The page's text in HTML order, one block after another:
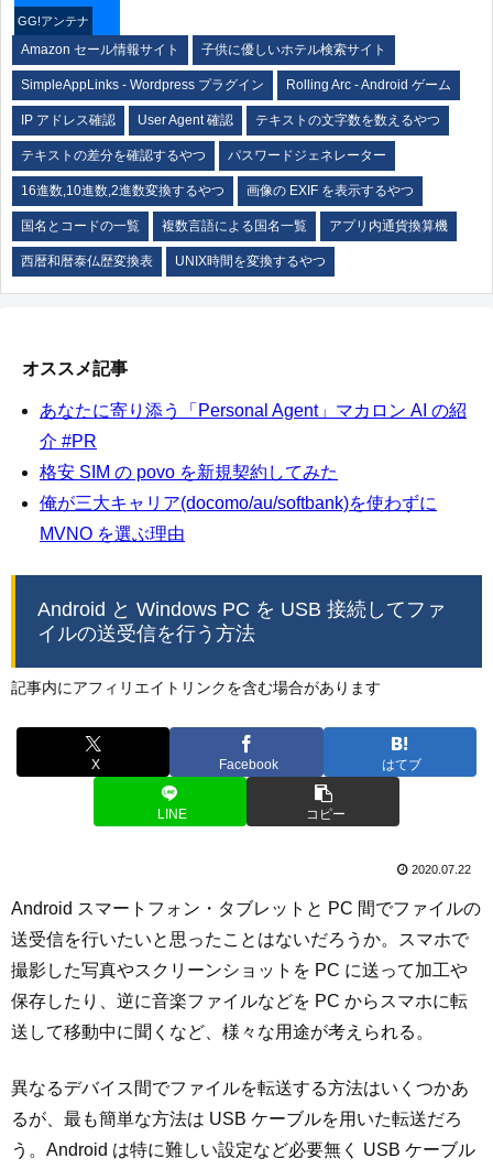
GG!アンテナ
Amazon セール情報サイト 子供に優しいホテル検索サイト
SimpleAppLinks - Wordpress プラグイン Rolling Arc - Android ゲーム
IP アドレス確認 User Agent 確認 テキストの文字数を数えるやつ
テキストの差分を確認するやつ パスワードジェネレーター
16進数,10進数,2進数変換するやつ 画像の EXIF を表示するやつ
国名とコードの一覧 複数言語による国名一覧 アプリ内通貨換算機
西暦和暦泰仏歴変換表 UNIX時間を変換するやつ
オススメ記事
あなたに寄り添う「Personal Agent」マカロン AI の紹
介 #PR
格安 SIM の povo を新規契約してみた
俺が三大キャリア(docomo/au/softbank)を使わずに
MVNO を選ぶ理由
Android と Windows PC を USB 接続してファ
イルの送受信を行う方法
記事内にアフィリエイトリンクを含む場合があります
X Facebook はてブ
LINE コピー
2020.07.22
Android スマートフォン・タブレットと PC 間でファイルの
送受信を行いたいと思ったことはないだろうか。スマホで
撮影した写真やスクリーンショットを PC に送って加工や
保存したり、逆に音楽ファイルなどを PC からスマホに転
送して移動中に聞くなど、様々な用途が考えられる。
異なるデバイス間でファイルを転送する方法はいくつかあ
るが、最も簡単な方法は USB ケーブルを用いた転送だろ
う。Android は特に難しい設定など必要無く USB ケーブル